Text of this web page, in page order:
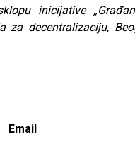
inicijative
za decentralizaciju,
Email